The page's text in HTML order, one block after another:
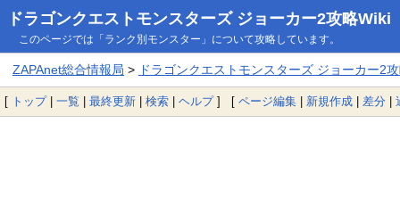
ドラゴンクエストモンスターズ ジョーカー2攻略Wiki
このページでは「ランク別モンスター」について攻略しています。
ZAPAnet総合情報局 > ドラゴンクエストモンスターズ ジョーカー2
[ トップ| 一覧 | 最終更新 | 検索 | ヘルプ] [ ページ編集 | 新規作成 | 差分 |